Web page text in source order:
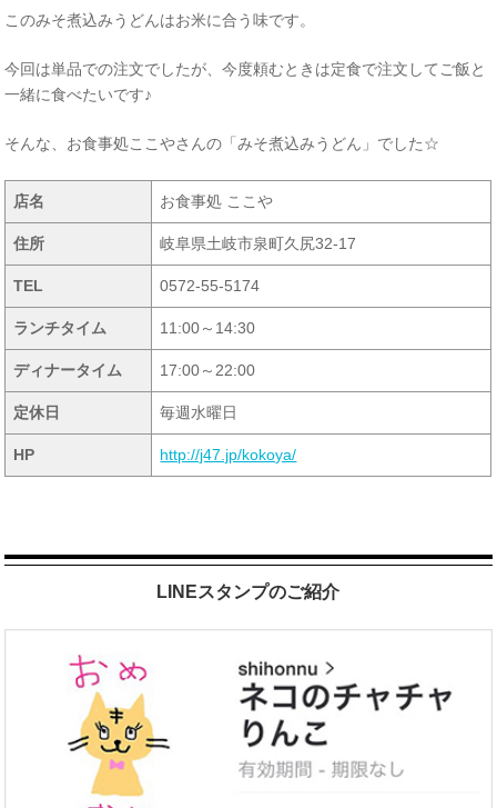
このみそ煮込みうどんはお米に合う味です。
今回は単品での注文でしたが、今度頼むときは定食で注文してご飯と
一緒に食べたいです♪
そんな、お食事処ここやさんの「みそ煮込みうどん」でした☆
店名 お食事処 ここや
住所 岐阜県土岐市泉町久尻32-17
TEL 0572-55-5174
ランチタイム 11:00～14:30
ディナータイム 17:00～22:00
定休日 毎週水曜日
HP http://j47.jp/kokoya/
LINEスタンプのご紹介